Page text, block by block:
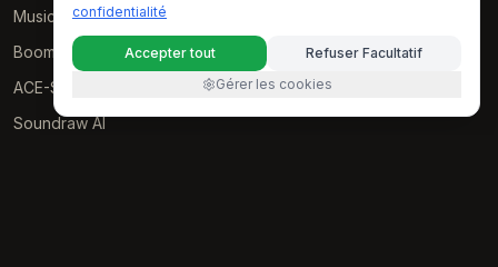
Music GPT
Boomy AI
ACE-Step AI
Soundraw AI
confidentialité
Accepter tout
Refuser Facultatif
Gérer les cookies